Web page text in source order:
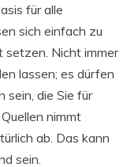
für alle
sich einfach zu
setzen. Nicht immer
lassen; es dürfen
sein, die Sie für
nimmt
ab. Das kann
sein.